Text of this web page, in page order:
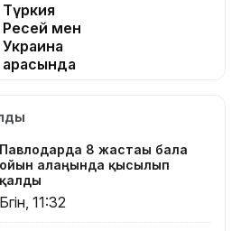
Түркия
Ресей мен
Украина
арасында
жасауды
Бүгін –
Құрылысшылар
күні
Павлодарда 8 жастағы бала
ойын алаңында қысылып
қалды
Бүгін, 11:32